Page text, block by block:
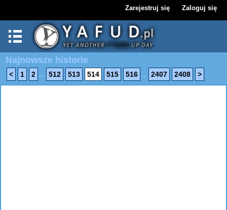
Zarejestruj się Zaloguj się
Najnowsze historie
< 1 2 ... 512 513 514 515 516 ... 2407 2408 >